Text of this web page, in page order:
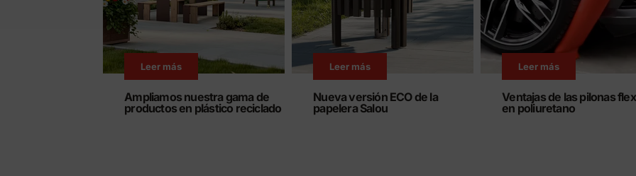
Leer más
Ampliamos nuestra gama de
productos en plástico reciclado
Leer más
Nueva versión ECO de la
papelera Salou
Leer más
Ventajas de las pilonas
en poliuretano